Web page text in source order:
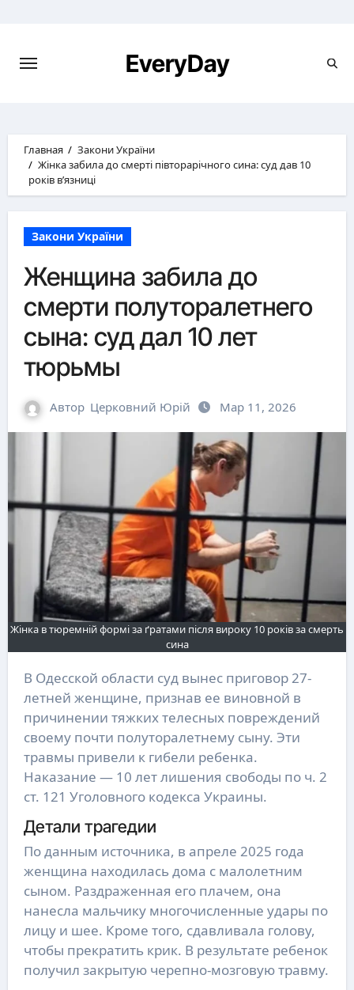
EveryDay
Главная
Закони України
Жінка забила до смерті півторарічного сина: суд дав 10
років в’язниці
Закони України
Женщина забила до
смерти полуторалетнего
сына: суд дал 10 лет
тюрьмы
Автор Церковний Юрій Мар 11, 2026
Жінка в тюремній формі за ґратами після вироку 10 років за смерть
сина
В Одесской области суд вынес приговор 27-
летней женщине, признав ее виновной в
причинении тяжких телесных повреждений
своему почти полуторалетнему сыну. Эти
травмы привели к гибели ребенка.
Наказание — 10 лет лишения свободы по ч. 2
ст. 121 Уголовного кодекса Украины.
Детали трагедии
По данным источника, в апреле 2025 года
женщина находилась дома с малолетним
сыном. Раздраженная его плачем, она
нанесла мальчику многочисленные удары по
лицу и шее. Кроме того, сдавливала голову,
чтобы прекратить крик. В результате ребенок
получил закрытую черепно-мозговую травму.